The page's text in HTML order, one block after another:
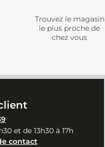
Trouvez le magasin
le plus proche de
chez vous
et de 13h30 à 17h
contact